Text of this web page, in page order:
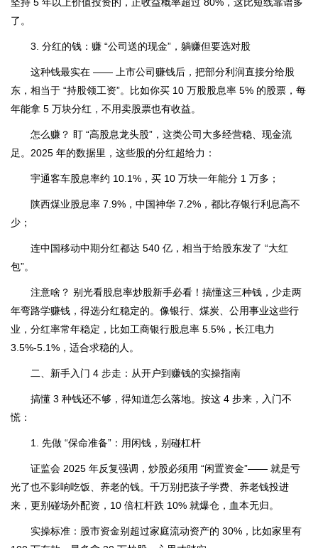
了。
3. 分红的钱：赚 “公司送的现金”，躺赚但要选对股
这种钱最实在 —— 上市公司赚钱后，把部分利润直接分给股
东，相当于 “持股领工资”。比如你买 10 万股股息率 5% 的股票，每
年能拿 5 万块分红，不用卖股票也有收益。
怎么赚？ 盯 “高股息龙头股”，这类公司大多经营稳、现金流
足。2025 年的数据里，这些股的分红超给力：
宇通客车股息率约 10.1%，买 10 万块一年能分 1 万多；
陕西煤业股息率 7.9%，中国神华 7.2%，都比存银行利息高不
少；
连中国移动中期分红都达 540 亿，相当于给股东发了 “大红
包”。
注意啥？ 别光看股息率炒股新手必看！搞懂这三种钱，少走两
年弯路学赚钱，得选分红稳定的。像银行、煤炭、公用事业这些行
业，分红率常年稳定，比如工商银行股息率 5.5%，长江电力
3.5%-5.1%，适合求稳的人。
二、新手入门 4 步走：从开户到赚钱的实操指南
搞懂 3 种钱还不够，得知道怎么落地。按这 4 步来，入门不
慌：
1. 先做 “保命准备”：用闲钱，别碰杠杆
证监会 2025 年反复强调，炒股必须用 “闲置资金”—— 就是亏
光了也不影响吃饭、养老的钱。千万别把孩子学费、养老钱投进
来，更别碰场外配资，10 倍杠杆跌 10% 就爆仓，血本无归。
实操标准：股市资金别超过家庭流动资产的 30%，比如家里有